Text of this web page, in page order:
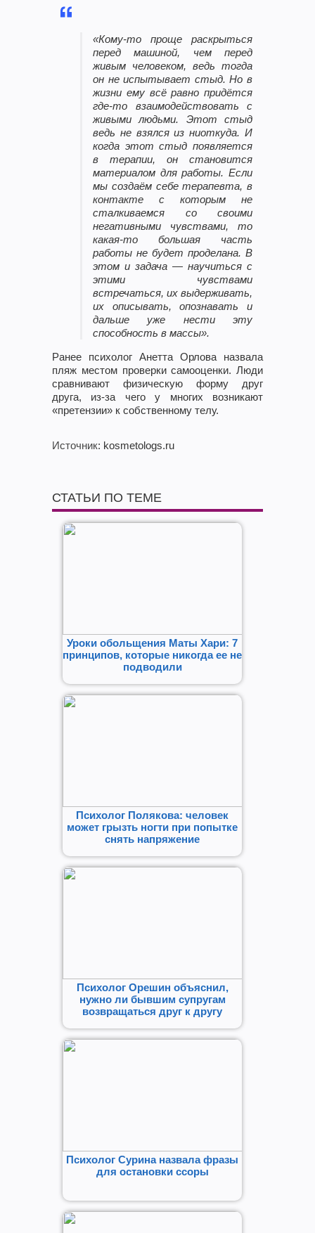
«Кому-то проще раскрыться
перед машиной, чем перед
живым человеком, ведь тогда
он не испытывает стыд. Но в
жизни ему всё равно придётся
где-то взаимодействовать с
живыми людьми. Этот стыд
ведь не взялся из ниоткуда. И
когда этот стыд появляется
в терапии, он становится
материалом для работы. Если
мы создаём себе терапевта, в
контакте с которым не
сталкиваемся со своими
негативными чувствами, то
какая-то большая часть
работы не будет проделана. В
этом и задача — научиться с
этими чувствами
встречаться, их выдерживать,
их описывать, опознавать и
дальше уже нести эту
способность в массы».
Ранее психолог Анетта Орлова назвала
пляж местом проверки самооценки. Люди
сравнивают физическую форму друг
друга, из-за чего у многих возникают
«претензии» к собственному телу.
Источник: kosmetologs.ru
СТАТЬИ ПО ТЕМЕ
Уроки обольщения Маты Хари: 7
принципов, которые никогда ее не
подводили
Психолог Полякова: человек
может грызть ногти при попытке
снять напряжение
Психолог Орешин объяснил,
нужно ли бывшим супругам
возвращаться друг к другу
Психолог Сурина назвала фразы
для остановки ссоры